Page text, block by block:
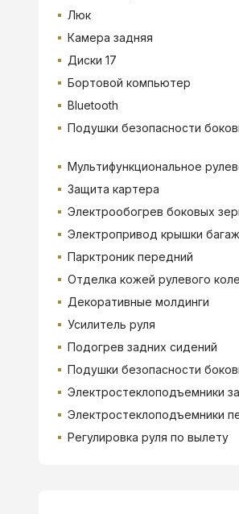
Люк
Камера задняя
Диски 17
Бортовой компьютер
Bluetooth
Подушки безопасности
Мультифункциональное
Защита картера
Электрообогрев боковых
Электропривод крышки
Парктроник передний
Отделка кожей рулевого
Декоративные молдинги
Усилитель руля
Подогрев задних сидений
Подушки безопасности
Электростеклоподъемники
Электростеклоподъемники
Регулировка руля по вылету